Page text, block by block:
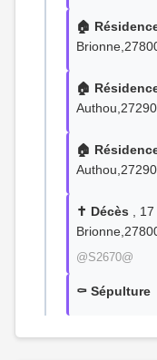
🏠
🏠
🏠
✝️ Décès ,
@S2670@
⚰️ Sépulture